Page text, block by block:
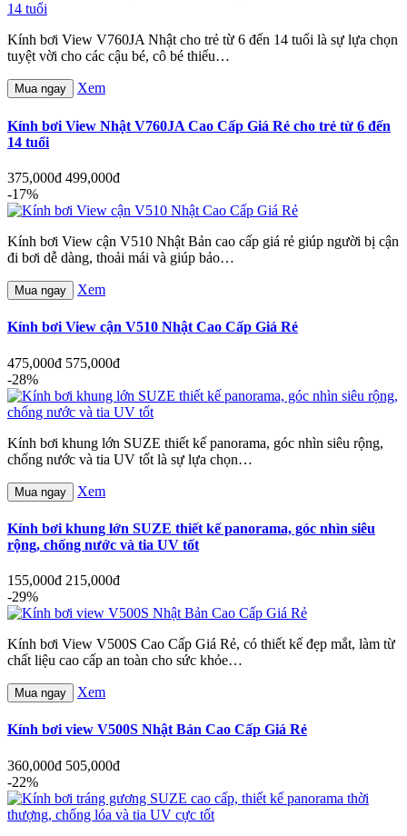
Kính bơi View V760JA Nhật cho trẻ từ 6 đến 14 tuổi là sự lựa chọn
tuyệt vời cho các cậu bé, cô bé thiếu…
Mua ngay Xem
Kính bơi View Nhật V760JA Cao Cấp Giá Rẻ cho trẻ từ 6 đến
14 tuổi
375,000đ 499,000đ
-17%
Kính bơi View cận V510 Nhật Bản cao cấp giá rẻ giúp người bị cận
đi bơi dễ dàng, thoải mái và giúp bảo…
Mua ngay Xem
Kính bơi View cận V510 Nhật Cao Cấp Giá Rẻ
475,000đ 575,000đ
-28%
Kính bơi khung lớn SUZE thiết kế panorama, góc nhìn siêu rộng,
chống nước và tia UV tốt là sự lựa chọn…
Mua ngay Xem
Kính bơi khung lớn SUZE thiết kế panorama, góc nhìn siêu
rộng, chống nước và tia UV tốt
155,000đ 215,000đ
-29%
Kính bơi View V500S Cao Cấp Giá Rẻ, có thiết kế đẹp mắt, làm từ
chất liệu cao cấp an toàn cho sức khỏe…
Mua ngay Xem
Kính bơi view V500S Nhật Bản Cao Cấp Giá Rẻ
360,000đ 505,000đ
-22%